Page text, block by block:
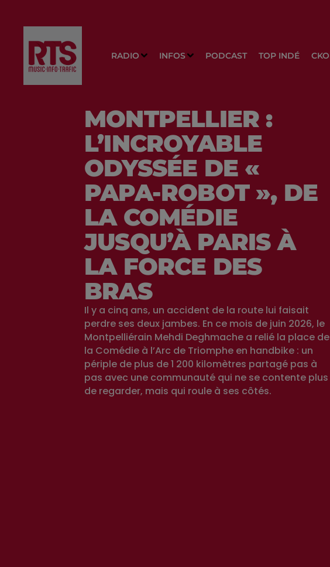
RADIO INFOS PODCAST TOP INDÉ
MONTPELLIER :
L’INCROYABLE
ODYSSÉE DE «
PAPA-ROBOT », DE
LA COMÉDIE
JUSQU’À PARIS À
LA FORCE DES
BRAS
Il y a cinq ans, un accident de la route lui faisait
perdre ses deux jambes. En ce mois de juin 2026, le
Montpelliérain Mehdi Deghmache a relié la place de
la Comédie à l’Arc de Triomphe en handbike : un
périple de plus de 1 200 kilomètres partagé pas à
pas avec une communauté qui ne se contente plus
de regarder, mais qui roule à ses côtés.